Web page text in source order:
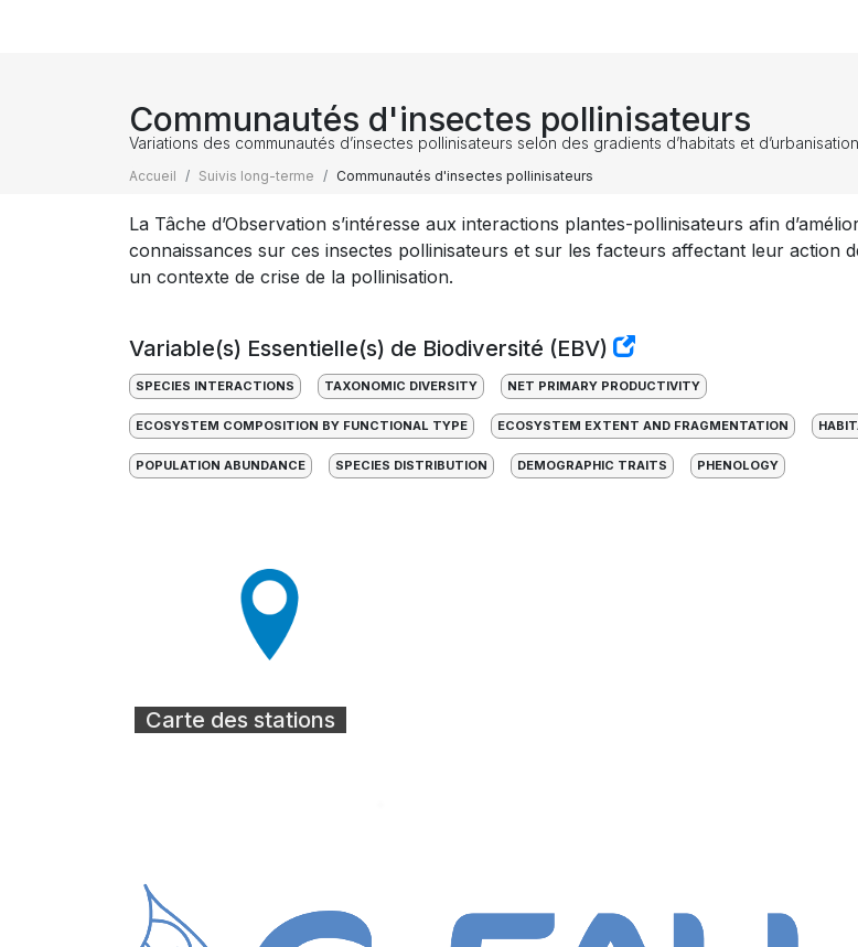
Communautés d'insectes pollinisateurs
Variations des communautés d’insectes pollinisateurs selon des gradients d’habitats et d’urbanisation
Accueil Suivis long-terme Communautés d'insectes pollinisateurs
La Tâche d’Observation s’intéresse aux interactions plantes-pollinisateurs afin
connaissances sur ces insectes pollinisateurs et sur les facteurs affectant leur action
un contexte de crise de la pollinisation.
Variable(s) Essentielle(s) de Biodiversité (EBV)
SPECIES INTERACTIONS TAXONOMIC DIVERSITY NET PRIMARY PRODUCTIVITY
ECOSYSTEM COMPOSITION BY FUNCTIONAL TYPE ECOSYSTEM EXTENT AND FRAGMENTATION
POPULATION ABUNDANCE SPECIES DISTRIBUTION DEMOGRAPHIC TRAITS PHENOLOGY
Carte des stations